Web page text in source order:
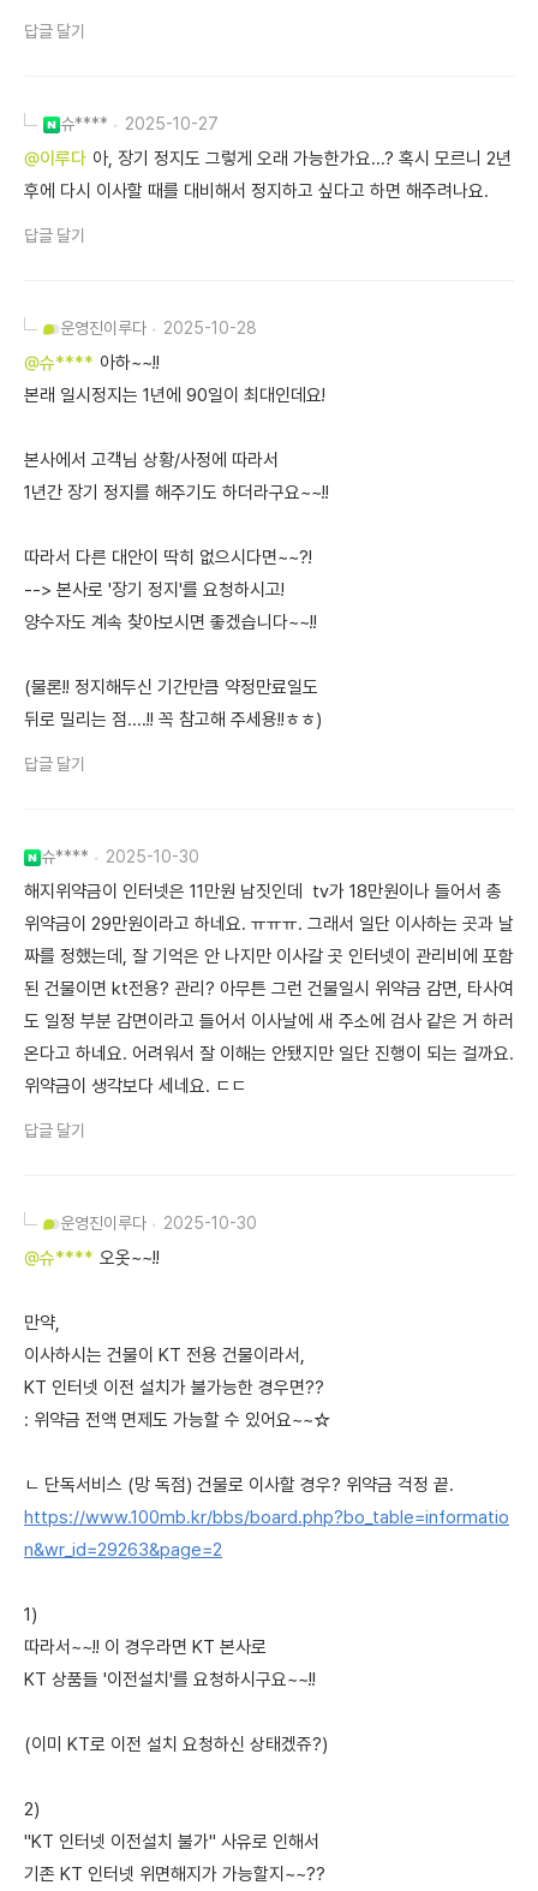
답글 달기
슈**** 2025-10-27
@이루다 아, 장기 정지도 그렇게 오래 가능한가요...? 혹시 모르니 2년
후에 다시 이사할 때를 대비해서 정지하고 싶다고 하면 해주려나요.
답글 달기
운영진이루다 2025-10-28
@슈**** 아하~~!!
본래 일시정지는 1년에 90일이 최대인데요!
본사에서 고객님 상황/사정에 따라서
1년간 장기 정지를 해주기도 하더라구요~~!!
따라서 다른 대안이 딱히 없으시다면~~?!
--> 본사로 '장기 정지'를 요청하시고!
양수자도 계속 찾아보시면 좋겠습니다~~!!
(물론!! 정지해두신 기간만큼 약정만료일도
뒤로 밀리는 점....!! 꼭 참고해 주세용!!ㅎㅎ)
답글 달기
슈**** 2025-10-30
해지위약금이 인터넷은 11만원 남짓인데 tv가 18만원이나 들어서 총
위약금이 29만원이라고 하네요. ㅠㅠㅠ. 그래서 일단 이사하는 곳과 날
짜를 정했는데, 잘 기억은 안 나지만 이사갈 곳 인터넷이 관리비에 포함
된 건물이면 kt전용? 관리? 아무튼 그런 건물일시 위약금 감면, 타사여
도 일정 부분 감면이라고 들어서 이사날에 새 주소에 검사 같은 거 하러
온다고 하네요. 어려워서 잘 이해는 안됐지만 일단 진행이 되는 걸까요.
위약금이 생각보다 세네요. ㄷㄷ
답글 달기
운영진이루다 2025-10-30
@슈**** 오옷~~!!
만약,
이사하시는 건물이 KT 전용 건물이라서,
KT 인터넷 이전 설치가 불가능한 경우면??
: 위약금 전액 면제도 가능할 수 있어요~~☆
ㄴ 단독서비스 (망 독점) 건물로 이사할 경우? 위약금 걱정 끝.
https://www.100mb.kr/bbs/board.php?bo_table=informatio
n&wr_id=29263&page=2
1)
따라서~~!! 이 경우라면 KT 본사로
KT 상품들 '이전설치'를 요청하시구요~~!!
(이미 KT로 이전 설치 요청하신 상태겠쥬?)
2)
"KT 인터넷 이전설치 불가" 사유로 인해서
기존 KT 인터넷 위면해지가 가능할지~~??